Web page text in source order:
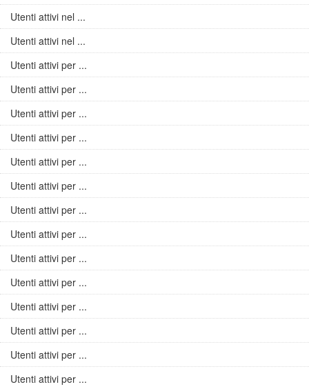
Utenti attivi nel ...
Utenti attivi nel ...
Utenti attivi per ...
Utenti attivi per ...
Utenti attivi per ...
Utenti attivi per ...
Utenti attivi per ...
Utenti attivi per ...
Utenti attivi per ...
Utenti attivi per ...
Utenti attivi per ...
Utenti attivi per ...
Utenti attivi per ...
Utenti attivi per ...
Utenti attivi per ...
Utenti attivi per ...